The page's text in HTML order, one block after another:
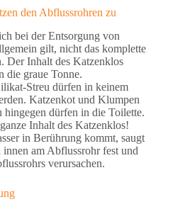
den Abflussrohren zu
bei der Entsorgung von
gilt, nicht das komplette
Der Inhalt des Katzenklos
die graue Tonne.
Streu dürfen in keinem
Katzenkot und Klumpen
hingegen dürfen in die Toilette.
Inhalt des Katzenklos!
in Berührung kommt, saugt
am Abflussrohr fest und
verursachen.